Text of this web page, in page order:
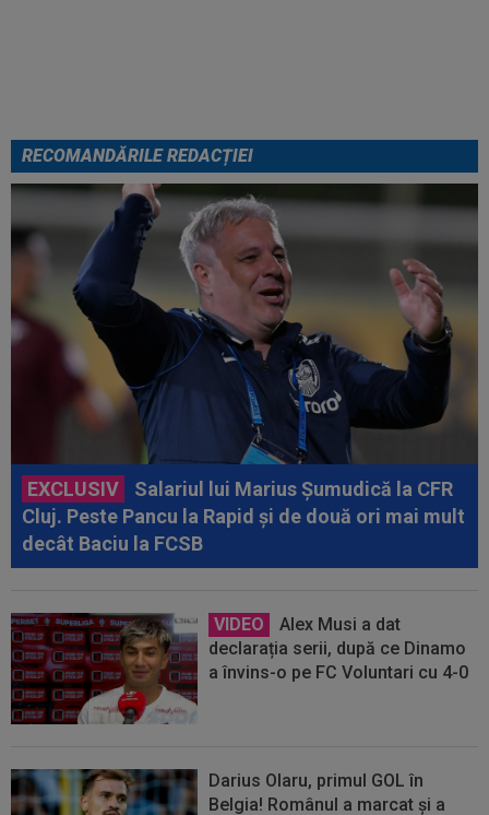
RECOMANDĂRILE REDACȚIEI
EXCLUSIV
Salariul lui Marius Șumudică la CFR
Cluj. Peste Pancu la Rapid și de două ori mai mult
decât Baciu la FCSB
VIDEO
Alex Musi a dat
declarația serii, după ce Dinamo
a învins-o pe FC Voluntari cu 4-0
Darius Olaru, primul GOL în
Belgia! Românul a marcat și a